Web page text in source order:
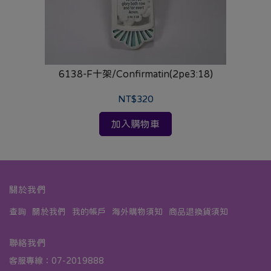
6138-F十架/Confirmatin(2pe3:18)
NT$320
加入購物車
關於我們
查詢 關於我們 我的帳戶 海外購物須知 商品退換貨須知
聯絡我們
客服專線：07-2019888